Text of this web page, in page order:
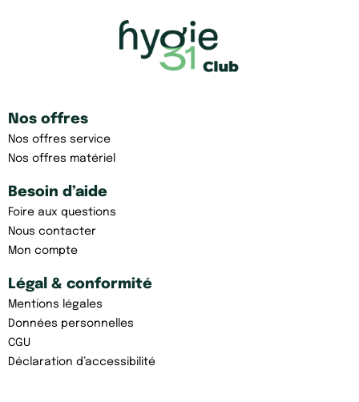
Nos offres
Nos offres service
Nos offres matériel
Besoin d’aide
Foire aux questions
Nous contacter
Mon compte
Légal & conformité
Mentions légales
Données personnelles
CGU
Déclaration d’accessibilité